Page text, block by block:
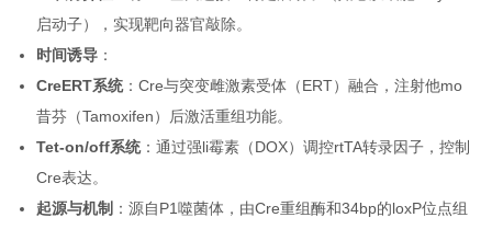
启动子），实现靶向器官敲除。
时间诱导 ：
CreERT系统：Cre与突变雌激素受体（ERT）融合，注射他mo
昔芬（Tamoxifen）后激活重组功能。
Tet-on/off系统：通过强li霉素（DOX）调控rtTA转录因子，控制
Cre表达。
起源与机制 ：源自P1噬菌体，由Cre重组酶和34bp的loxP位点组